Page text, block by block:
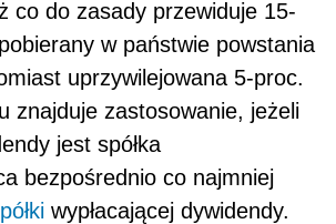
co do zasady przewiduje 15-
w państwie powstania
uprzywilejowana 5-proc.
znajduje zastosowanie, jeżeli
jest spółka
bezpośrednio co najmniej
wypłacającej dywidendy.